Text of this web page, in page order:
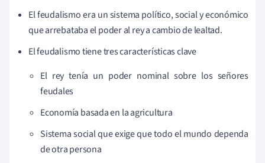
El feudalismo era un sistema político, social y económico
que arrebataba el poder al rey a cambio de lealtad.
El feudalismo tiene tres características clave
El rey tenía un poder nominal sobre los señores
feudales
Economía basada en la agricultura
Sistema social que exige que todo el mundo dependa
de otra persona